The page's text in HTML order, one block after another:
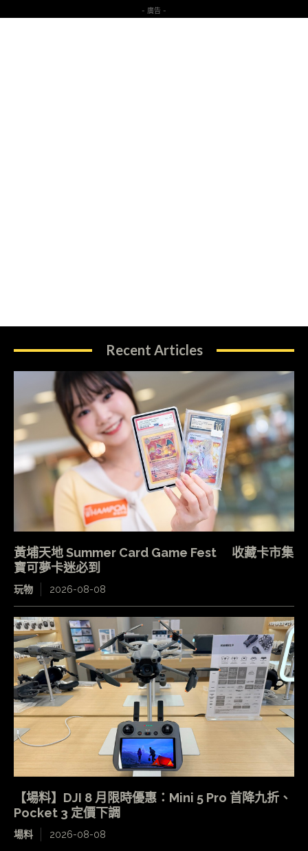
- 廣告 -
Recent Articles
黃埔天地 Summer Card Game Fest 收藏卡市集
寶可夢卡迷必到
玩物 2026-08-08
【場料】DJI 8 月限時優惠：Mini 5 Pro 首降九折、
Pocket 3 定價下調
場料 2026-08-08